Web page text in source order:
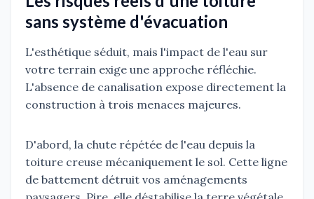
sans système d'évacuation
L'esthétique séduit, mais l'impact de l'eau sur
votre terrain exige une approche réfléchie.
L'absence de canalisation expose directement la
construction à trois menaces majeures.
D'abord, la chute répétée de l'eau depuis la
toiture creuse mécaniquement le sol. Cette ligne
de battement détruit vos aménagements